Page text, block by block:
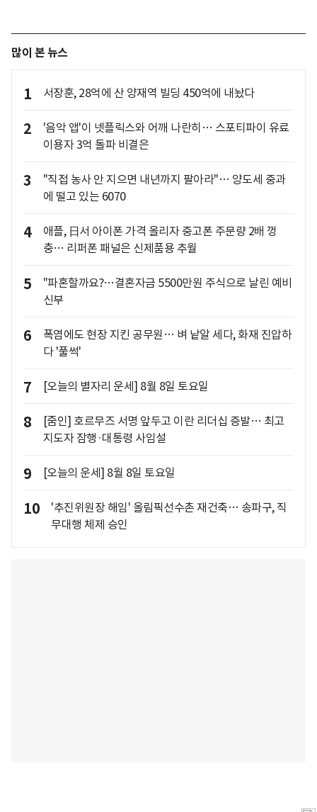
많이 본 뉴스
1 서장훈, 28억에 산 양재역 빌딩 450억에 내놨다
2
'음악 앱'이 넷플릭스와 어깨 나란히… 스포티파이 유료
이용자 3억 돌파 비결은
3
"직접 농사 안 지으면 내년까지 팔아라"… 양도세 중과
에 떨고 있는 6070
4
애플, 日서 아이폰 가격 올리자 중고폰 주문량 2배 껑
충… 리퍼폰 패널은 신제품용 추월
5
"파혼할까요?…결혼자금 5500만원 주식으로 날린 예비
신부
6
폭염에도 현장 지킨 공무원… 벼 낱알 세다, 화재 진압하
다 '풀썩'
7 [오늘의 별자리 운세] 8월 8일 토요일
8
[줌인] 호르무즈 서명 앞두고 이란 리더십 증발… 최고
지도자 잠행·대통령 사임설
9 [오늘의 운세] 8월 8일 토요일
10
'추진위원장 해임' 올림픽선수촌 재건축… 송파구, 직
무대행 체제 승인